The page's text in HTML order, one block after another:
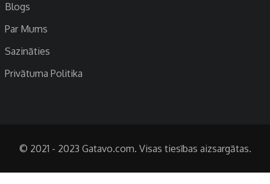
Blogs
Par Mums
Sazināties
Privātuma Politika
© 2021 - 2023 Gatavo.com. Visas tiesības aizsargātas.